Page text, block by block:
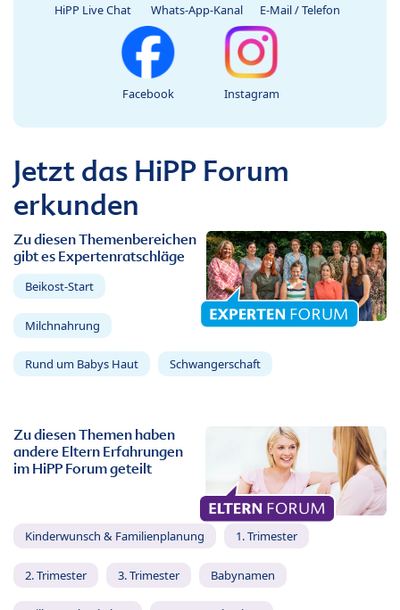
HiPP Live Chat Whats-App-Kanal E-Mail / Telefon
Facebook Instagram
Jetzt das HiPP Forum
erkunden
Zu diesen Themenbereichen
gibt es Expertenratschläge
Beikost-Start
Milchnahrung
Rund um Babys Haut Schwangerschaft
Zu diesen Themen haben
andere Eltern Erfahrungen
im HiPP Forum geteilt
Kinderwunsch & Familienplanung 1. Trimester
2. Trimester 3. Trimester Babynamen